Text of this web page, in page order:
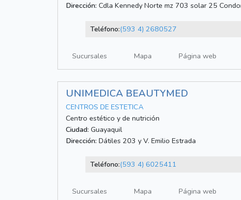
Dirección: Cdla Kennedy Norte mz 703 solar 25
Teléfono:(593 4) 2680527
Sucursales Mapa Página web
UNIMEDICA BEAUTYMED
CENTROS DE ESTETICA
Centro estético y de nutrición
Ciudad: Guayaquil
Dirección: Dátiles 203 y V. Emilio Estrada
Teléfono:(593 4) 6025411
Sucursales Mapa Página web